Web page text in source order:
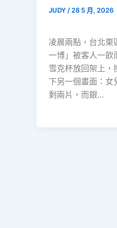
JUDY / 28 5 月, 2026
凌晨兩點，台北東
一博」被客人一飲
雪克杯放回架上，
下另一個畫面：女
剩兩片，而銀…